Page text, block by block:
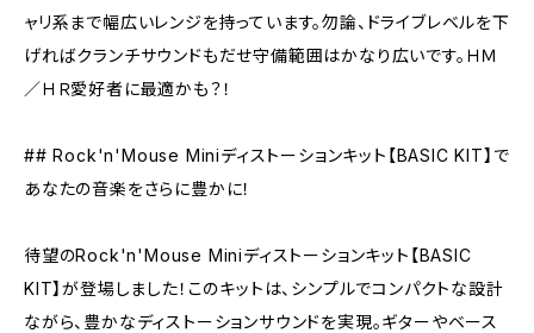
ャリ系まで幅広いレンジを持っています。勿論、ドライブレベルを下
げればクランチサウンドもだせ守備範囲はかなり広いです。ＨＭ
／ＨＲ愛好者に最適かも？！
## Rock'n'Mouse Miniディストーションキット【BASIC KIT】で
あなたの音楽をさらに豊かに！
待望のRock'n'Mouse Miniディストーションキット【BASIC
KIT】が登場しました！このキットは、シンプルでコンパクトな設計
ながら、豊かなディストーションサウンドを実現。ギターやベース